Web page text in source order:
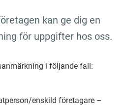
kan ge dig en
för uppgifter hos oss.
i följande fall:
enskild företagare –